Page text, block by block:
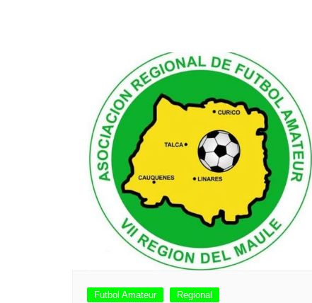
Futbol Amateur Regional